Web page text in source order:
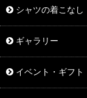
シャツの着こなし
ギャラリー
イベント・ギフト